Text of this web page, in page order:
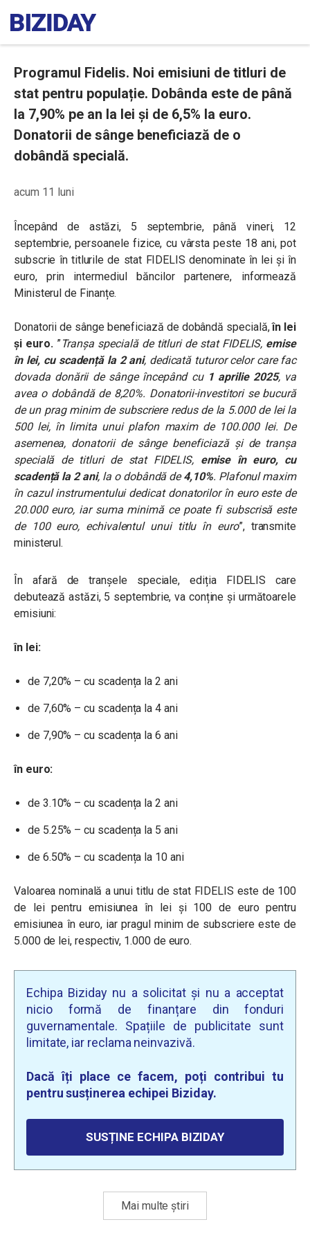
Programul Fidelis. Noi emisiuni de titluri de
stat pentru populație. Dobânda este de până
la 7,90% pe an la lei și de 6,5% la euro.
Donatorii de sânge beneficiază de o
dobândă specială.
acum 11 luni
Începând de astăzi, 5 septembrie, până vineri, 12
septembrie, persoanele fizice, cu vârsta peste 18 ani, pot
subscrie în titlurile de stat FIDELIS denominate în lei și în
euro, prin intermediul băncilor partenere, informează
Ministerul de Finanțe.
Donatorii de sânge beneficiază de dobândă specială,în lei
și euro. ”Tranșa specială de titluri de stat FIDELIS, emise
în lei, cu scadență la 2 ani, dedicată tuturor celor care fac
dovada donării de sânge începând cu 1 aprilie 2025, va
avea o dobândă de 8,20%. Donatorii-investitori se bucură
de un prag minim de subscriere redus de la 5.000 de lei la
500 lei, în limita unui plafon maxim de 100.000 lei. De
asemenea, donatorii de sânge beneficiază și de tranșa
specială de titluri de stat FIDELIS, emise în euro, cu
scadență la 2 ani, la o dobândă de4,10%. Plafonul maxim
în cazul instrumentului dedicat donatorilor în euro este de
20.000 euro, iar suma minimă ce poate fi subscrisă este
de 100 euro, echivalentul unui titlu în euro”, transmite
ministerul.
În afară de tranșele speciale, ediția FIDELIS care
debutează astăzi, 5 septembrie, va conține și următoarele
emisiuni:
în lei:
de 7,20% – cu scadența la 2 ani
de 7,60% – cu scadența la 4 ani
de 7,90% – cu scadența la 6 ani
în euro:
de 3.10% – cu scadența la 2 ani
de 5.25% – cu scadența la 5 ani
de 6.50% – cu scadența la 10 ani
Valoarea nominală a unui titlu de stat FIDELIS este de 100
de lei pentru emisiunea în lei și 100 de euro pentru
emisiunea în euro, iar pragul minim de subscriere este de
5.000 de lei, respectiv, 1.000 de euro.
Echipa Biziday nu a solicitat și nu a acceptat
nicio formă de finanțare din fonduri
guvernamentale. Spațiile de publicitate sunt
limitate, iar reclama neinvazivă.
Dacă îți place ce facem, poți contribui tu
pentru susținerea echipei Biziday.
SUSȚINE ECHIPA BIZIDAY
Mai multe știri